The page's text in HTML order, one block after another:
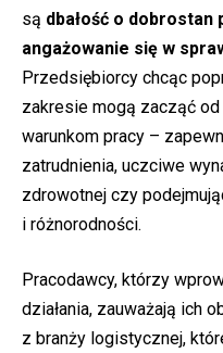
są dbałość o
angażowanie się w
Przedsiębiorcy chcąc
zakresie mogą zacząć
warunkom pracy –
zatrudnienia, uczciwe
zdrowotnej czy
i różnorodności.
Pracodawcy, którzy
działania, zauważają ich
z branży logistycznej,